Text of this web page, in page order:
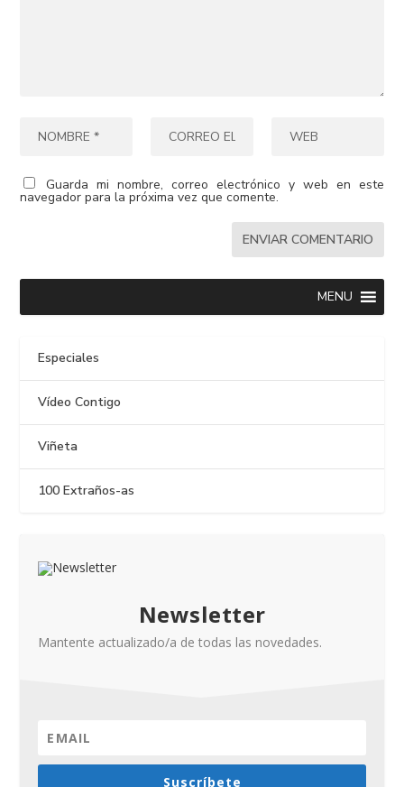
Guarda mi nombre, correo electrónico y web en este
navegador para la próxima vez que comente.
MENU
Especiales
Vídeo Contigo
Viñeta
100 Extraños-as
Newsletter
Mantente actualizado/a de todas las novedades.
Suscríbete